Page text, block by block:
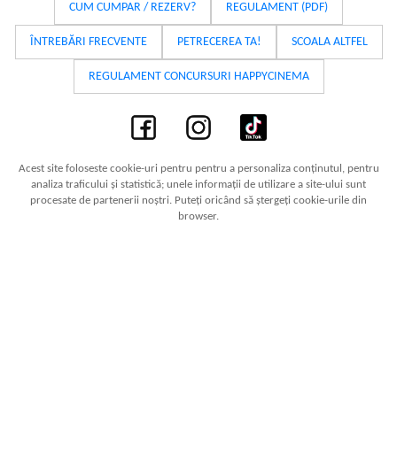
CUM CUMPAR / REZERV? REGULAMENT (PDF)
ÎNTREBĂRI FRECVENTE PETRECEREA TA! SCOALA ALTFEL
REGULAMENT CONCURSURI HAPPYCINEMA
Acest site foloseste cookie-uri pentru pentru a personaliza conținutul, pentru
analiza traficului și statistică; unele informații de utilizare a site-ului sunt
procesate de partenerii noștri. Puteți oricând să ștergeți cookie-urile din
browser.